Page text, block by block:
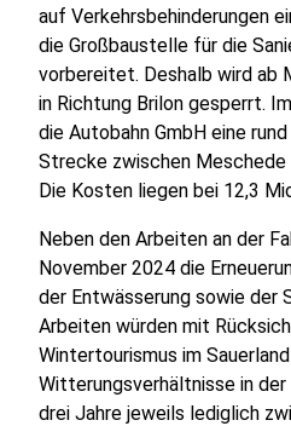
auf Verkehrsbehinderungen
die Großbaustelle für die
vorbereitet. Deshalb wird ab
in Richtung Brilon gesperrt.
die Autobahn GmbH eine
Strecke zwischen Meschede
Die Kosten liegen bei 12,3
Neben den Arbeiten an der
November 2024 die
der Entwässerung sowie der
Arbeiten würden mit
Wintertourismus im
Witterungsverhältnisse in
drei Jahre jeweils lediglich